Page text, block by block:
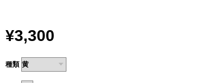
¥3,300
種類